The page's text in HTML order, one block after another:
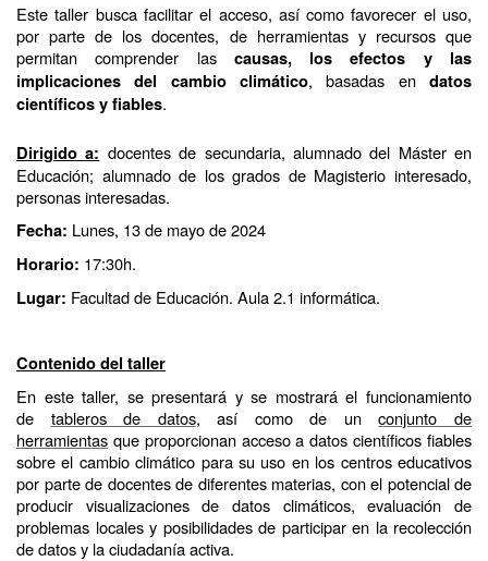
Este taller busca facilitar el acceso, así como favorecer el uso,
por parte de los docentes, de herramientas y recursos que
permitan comprender las causas, los efectos y las
implicaciones del cambio climático, basadas en datos
científicos y fiables.
Dirigido a: docentes de secundaria, alumnado del Máster en
Educación; alumnado de los grados de Magisterio interesado,
personas interesadas.
Fecha: Lunes, 13 de mayo de 2024
Horario: 17:30h.
Lugar: Facultad de Educación. Aula 2.1 informática.
Contenido del taller
En este taller, se presentará y se mostrará el funcionamiento
de tableros de datos, así como de unconjunto de
herramientas que proporcionan acceso a datos científicos fiables
sobre el cambio climático para su uso en los centros educativos
por parte de docentes de diferentes materias, con el potencial de
producir visualizaciones de datos climáticos, evaluación de
problemas locales y posibilidades de participar en la recolección
de datos y la ciudadanía activa.